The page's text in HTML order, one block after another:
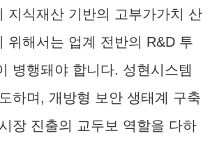
지식재산 기반의 고부가가치 산
위해서는 업계 전반의 R&D 투
병행돼야 합니다. 성현시스템
하며, 개방형 보안 생태계 구축
장 진출의 교두보 역할을 다하